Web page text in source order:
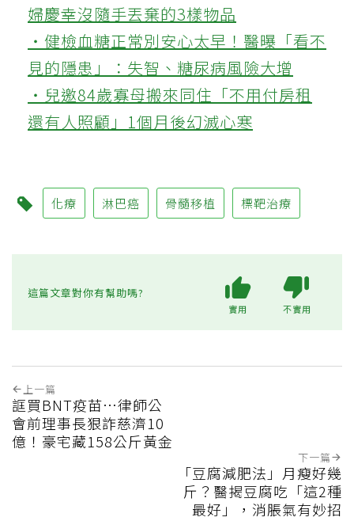
婦慶幸沒隨手丟棄的3樣物品
‧健檢血糖正常別安心太早！醫曝「看不
見的隱患」：失智、糖尿病風險大增
‧兒邀84歲寡母搬來同住「不用付房租
還有人照顧」1個月後幻滅心寒
化療 淋巴癌 骨髓移植 標靶治療
這篇文章對你有幫助嗎?
實用 不實用
上一篇
誆買BNT疫苗…律師公
會前理事長狠詐慈濟10
億！豪宅藏158公斤黃金
下一篇
「豆腐減肥法」月瘦好幾
斤？醫揭豆腐吃「這2種
最好」，消脹氣有妙招